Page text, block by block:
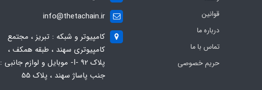
قوانین
درباره ما
تماس با ما
حریم خصوصی
info@thetachain.ir
کامپیوتر و شبکه : تبریز ، مجتمع
کامپیوتری سهند ، طبقه همکف ،
پلاک 92 -I- موبایل و لوازم جانبی :
جنب پاساژ سهند ، پلاک 55